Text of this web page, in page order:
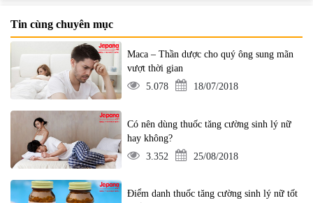
Tin cùng chuyên mục
Maca – Thần dược cho quý ông sung mãn
vượt thời gian
5.078
18/07/2018
Có nên dùng thuốc tăng cường sinh lý nữ
hay không?
3.352
25/08/2018
Điểm danh thuốc tăng cường sinh lý nữ tốt